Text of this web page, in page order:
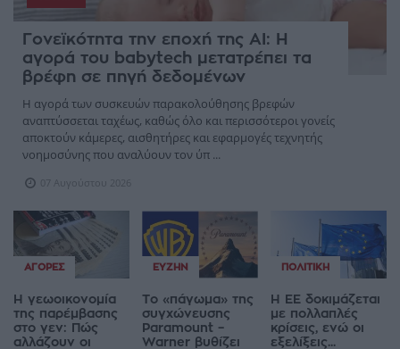
Γονεϊκότητα την εποχή της AI: Η
αγορά του babytech μετατρέπει τα
βρέφη σε πηγή δεδομένων
Η αγορά των συσκευών παρακολούθησης βρεφών
αναπτύσσεται ταχέως, καθώς όλο και περισσότεροι γονείς
αποκτούν κάμερες, αισθητήρες και εφαρμογές τεχνητής
νοημοσύνης που αναλύουν τον ύπ ...
07 Αυγούστου 2026
ΑΓΟΡΈΣ
Η γεωοικονομία
της παρέμβασης
στο γεν: Πώς
αλλάζουν οι
ΕΥΖΗΝ
Το «πάγωμα» της
συγχώνευσης
Paramount –
Warner βυθίζει
ΠΟΛΙΤΙΚΉ
Η ΕΕ δοκιμάζεται
με πολλαπλές
κρίσεις, ενώ οι
εξελίξεις...